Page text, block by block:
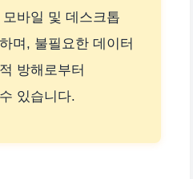
바일 및 데스크톱
며, 불필요한 데이터
방해로부터
있습니다.